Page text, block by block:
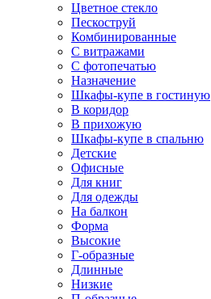
Цветное стекло
Пескоструй
Комбинированные
С витражами
С фотопечатью
Назначение
Шкафы-купе в гостиную
В коридор
В прихожую
Шкафы-купе в спальню
Детские
Офисные
Для книг
Для одежды
На балкон
Форма
Высокие
Г-образные
Длинные
Низкие